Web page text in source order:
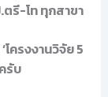
รี-โท ทุกสาขา
ครงงานวิจัย 5
รับ